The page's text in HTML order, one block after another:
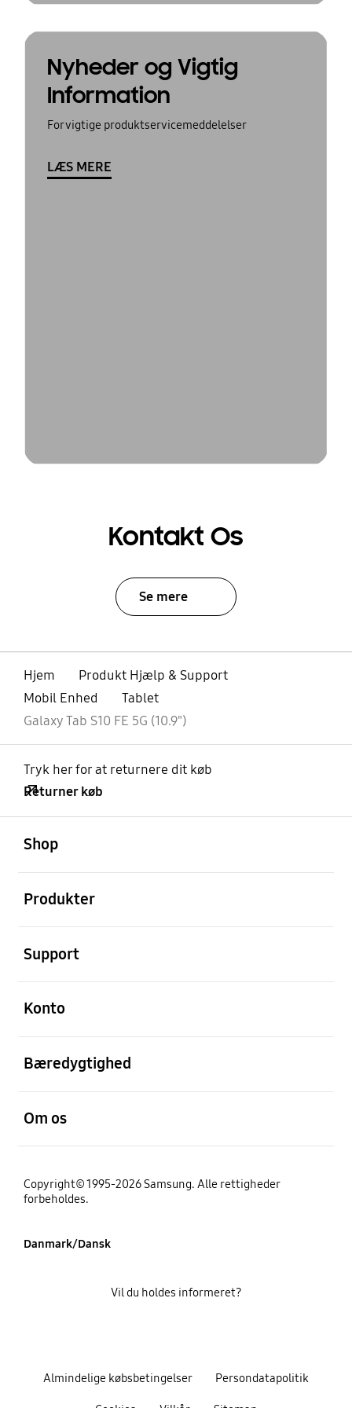
Nyheder og Vigtig
Information
For vigtige produktservicemeddelelser
LÆS MERE
Kontakt Os
Se mere
Hjem
Produkt Hjælp & Support
Mobil Enhed
Tablet
Galaxy Tab S10 FE 5G (10.9")
Tryk her for at returnere dit køb
Returner køb
Shop
Produkter
Support
Konto
Bæredygtighed
Om os
Copyright© 1995-2026 Samsung. Alle rettigheder
forbeholdes.
Danmark/Dansk
Almindelige købsbetingelser Persondatapolitik
Vil du holdes informeret?